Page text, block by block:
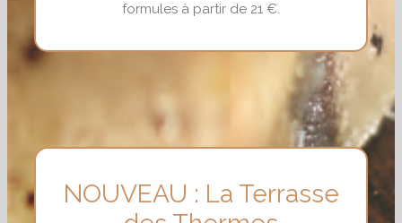
formules à partir de 21 €.
NOUVEAU : La Terrasse